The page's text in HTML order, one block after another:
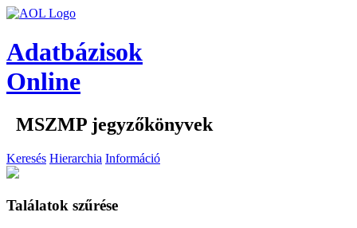
Adatbázisok
Online
MSZMP jegyzőkönyvek
Keresés Hierarchia Információ
Találatok szűrése